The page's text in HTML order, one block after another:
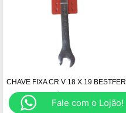
CHAVE FIXA CR V 18 X 19 BESTFER
Fale com o Lojão!